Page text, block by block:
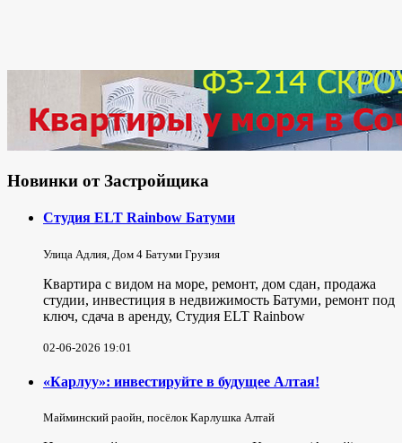
Новинки от Застройщика
Студия ELT Rainbow Батуми
Улица Адлия, Дом 4 Батуми Грузия
Квартира с видом на море, ремонт, дом сдан, продажа
студии, инвестиция в недвижимость Батуми, ремонт под
ключ, сдача в аренду, Студия ELT Rainbow
02-06-2026 19:01
«Карлуу»: инвестируйте в будущее Алтая!
Майминский раойн, посёлок Карлушка Алтай